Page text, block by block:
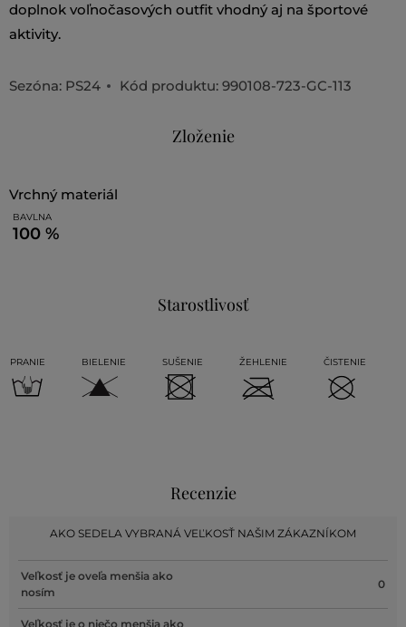
doplnok voľnočasových outfit vhodný aj na športové
aktivity.
Sezóna: PS24 Kód produktu: 990108-723-GC-113
Zloženie
vrchný materiál
BAVLNA
100 %
Starostlivosť
PRANIE BIELENIE SUŠENIE ŽEHLENIE ČISTENIE
Recenzie
AKO SEDELA VYBRANÁ VEĽKOSŤ NAŠIM ZÁKAZNÍKOM
Veľkosť je oveľa menšia ako
nosím
0
Veľkosť je o niečo menšia ako